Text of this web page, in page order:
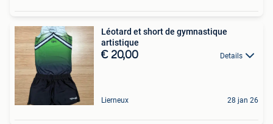
Léotard et short de gymnastique
artistique
€ 20,00 Details
Lierneux 28 jan 26